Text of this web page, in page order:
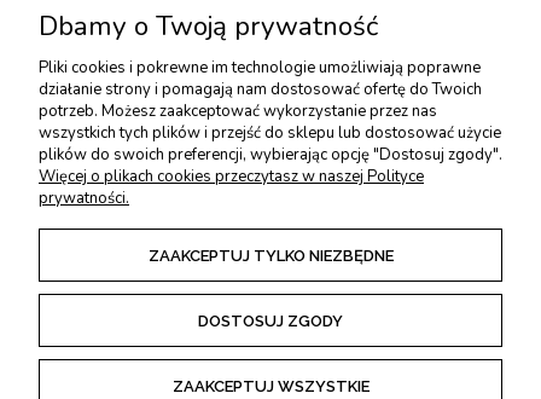
USŁUGI DODATKOWE
PŁATNOŚCI I DOSTAWA
ZWROTY I REKLAMACJE
POKAŻ PEŁNĄ WERSJĘ STRONY
Dbamy o Twoją prywatność
Pliki cookies i pokrewne im technologie umożliwiają poprawne
działanie strony i pomagają nam dostosować ofertę do Twoich
potrzeb. Możesz zaakceptować wykorzystanie przez nas
wszystkich tych plików i przejść do sklepu lub dostosować użycie
plików do swoich preferencji, wybierając opcję "Dostosuj zgody".
Więcej o plikach cookies przeczytasz w naszej Polityce
prywatności.
ZAAKCEPTUJ TYLKO NIEZBĘDNE
DOSTOSUJ ZGODY
ZAAKCEPTUJ WSZYSTKIE